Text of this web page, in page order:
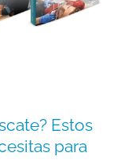
Estos
para